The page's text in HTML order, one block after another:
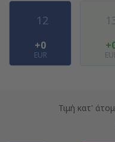
12
+0
EUR
Τιμή κατ'